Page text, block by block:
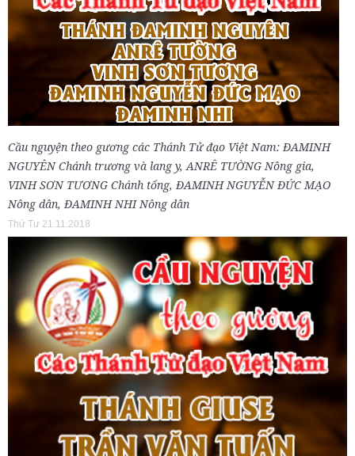
Cầu nguyện theo gương các Thánh Tử đạo Việt Nam: ĐAMINH
NGUYÊN Chánh trương và lang y, ANRÊ TƯỜNG Nông gia,
VINH SƠN TƯƠNG Chánh tổng, ĐAMINH NGUYỄN ĐỨC MẠO
Nông dân, ĐAMINH NHI Nông dân
Thứ Tư 21.11.2018